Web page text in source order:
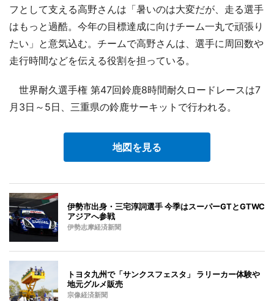
フとして支える高野さんは「暑いのは大変だが、走る選手
はもっと過酷。今年の目標達成に向けチーム一丸で頑張り
たい」と意気込む。チームで高野さんは、選手に周回数や
走行時間などを伝える役割を担っている。
世界耐久選手権 第47回鈴鹿8時間耐久ロードレースは7
月3日～5日、三重県の鈴鹿サーキットで行われる。
地図を見る
伊勢市出身・三宅淳詞選手 今季はスーパーGTとGTWC
アジアへ参戦
伊勢志摩経済新聞
トヨタ九州で「サンクスフェスタ」 ラリーカー体験や
地元グルメ販売
宗像経済新聞